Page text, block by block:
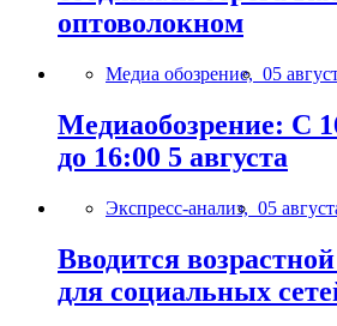
оптоволокном
Медиа обозрение, 05
Медиаобозрение: С
до 16:00 5 августа
Экспресс-анализ, 05
Вводится
для социальных